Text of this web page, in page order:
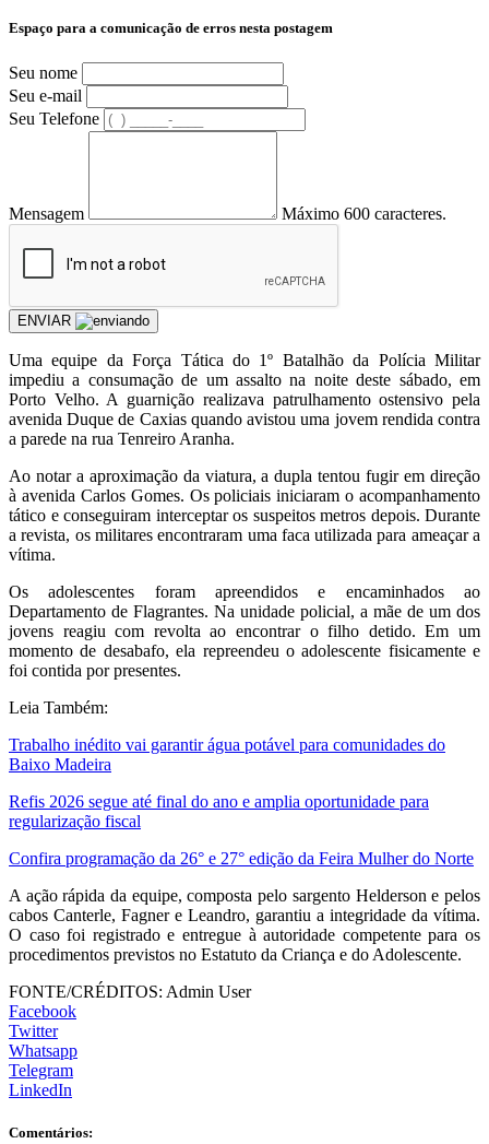
Espaço para a comunicação de erros nesta postagem
Seu nome
Seu e-mail
Seu Telefone
Mensagem Máximo 600 caracteres.
ENVIAR
Uma equipe da Força Tática do 1º Batalhão da Polícia Militar
impediu a consumação de um assalto na noite deste sábado, em
Porto Velho. A guarnição realizava patrulhamento ostensivo pela
avenida Duque de Caxias quando avistou uma jovem rendida contra
a parede na rua Tenreiro Aranha.
Ao notar a aproximação da viatura, a dupla tentou fugir em direção
à avenida Carlos Gomes. Os policiais iniciaram o acompanhamento
tático e conseguiram interceptar os suspeitos metros depois. Durante
a revista, os militares encontraram uma faca utilizada para ameaçar a
vítima.
Os adolescentes foram apreendidos e encaminhados ao
Departamento de Flagrantes. Na unidade policial, a mãe de um dos
jovens reagiu com revolta ao encontrar o filho detido. Em um
momento de desabafo, ela repreendeu o adolescente fisicamente e
foi contida por presentes.
Leia Também:
Trabalho inédito vai garantir água potável para comunidades do
Baixo Madeira
Refis 2026 segue até final do ano e amplia oportunidade para
regularização fiscal
Confira programação da 26° e 27° edição da Feira Mulher do Norte
A ação rápida da equipe, composta pelo sargento Helderson e pelos
cabos Canterle, Fagner e Leandro, garantiu a integridade da vítima.
O caso foi registrado e entregue à autoridade competente para os
procedimentos previstos no Estatuto da Criança e do Adolescente.
FONTE/CRÉDITOS: Admin User
Facebook
Twitter
Whatsapp
Telegram
LinkedIn
Comentários: